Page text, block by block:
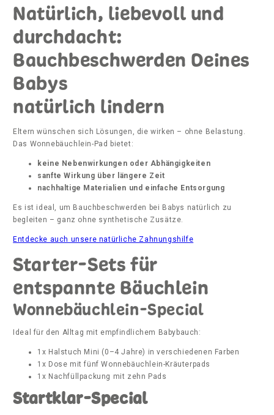
Natürlich, liebevoll und
durchdacht:
Bauchbeschwerden Deines
Babys
natürlich lindern
Eltern wünschen sich Lösungen, die wirken – ohne Belastung.
Das Wonnebäuchlein-Pad bietet:
keine Nebenwirkungen oder Abhängigkeiten
sanfte Wirkung über längere Zeit
nachhaltige Materialien und einfache Entsorgung
Es ist ideal, um Bauchbeschwerden bei Babys natürlich zu
begleiten – ganz ohne synthetische Zusätze.
Entdecke auch unsere natürliche Zahnungshilfe
Starter-Sets für
entspannte Bäuchlein
Wonnebäuchlein-Special
Ideal für den Alltag mit empfindlichem Babybauch:
1x Halstuch Mini (0–4 Jahre) in verschiedenen Farben
1x Dose mit fünf Wonnebäuchlein-Kräuterpads
1x Nachfüllpackung mit zehn Pads
Startklar-Special